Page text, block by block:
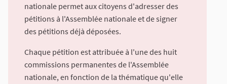
nationale permet aux citoyens d'adresser des
pétitions à l'Assemblée nationale et de signer
des pétitions déjà déposées.
Chaque pétition est attribuée à l'une des huit
commissions permanentes de l'Assemblée
nationale, en fonction de la thématique qu'elle